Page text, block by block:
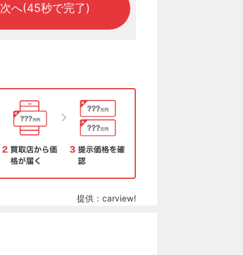
次へ(45秒で完了)
提供：carview!